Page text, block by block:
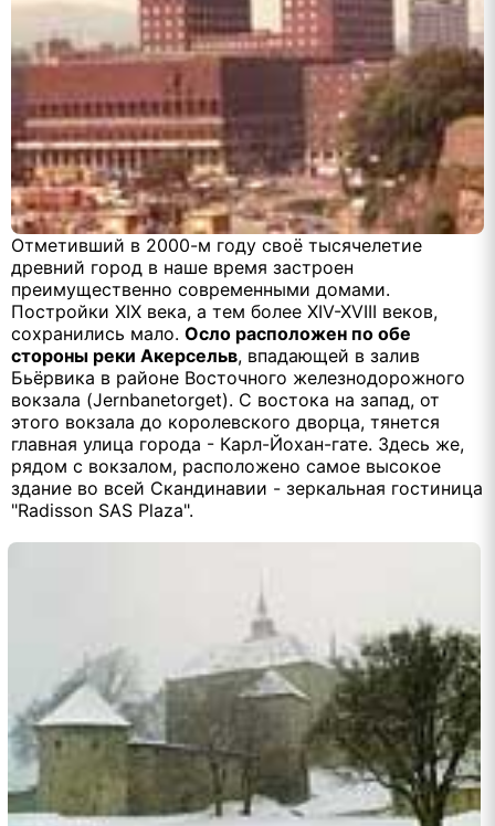
Отметивший в 2000-м году своё тысячелетие
древний город в наше время застроен
преимущественно современными домами.
Постройки XIX века, а тем более XIV-XVIII веков,
сохранились мало. Осло расположен по обе
стороны реки Акерсельв, впадающей в залив
Бьёрвика в районе Восточного железнодорожного
вокзала (Jernbanetorget). С востока на запад, от
этого вокзала до королевского дворца, тянется
главная улица города - Карл-Йохан-гате. Здесь же,
рядом с вокзалом, расположено самое высокое
здание во всей Скандинавии - зеркальная гостиница
"Radisson SAS Plaza".